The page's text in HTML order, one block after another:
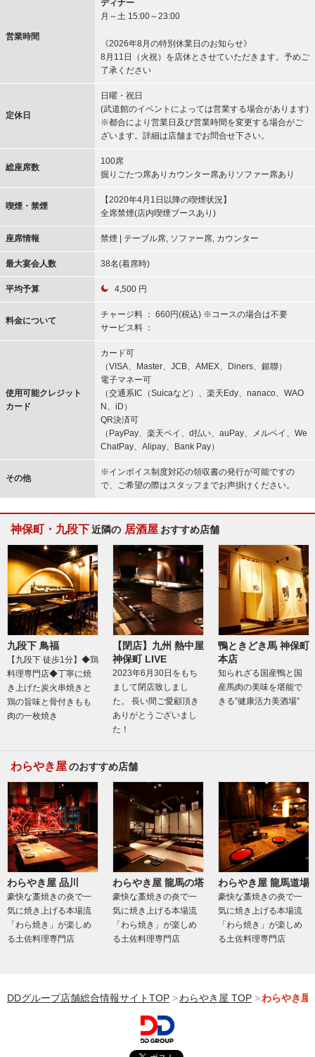
営業時間
ディナー
月～土 15:00～23:00
《2026年8月の特別休業日のお知らせ》
8月11日（火祝）を店休とさせていただきます。予めご
了承ください
定休日
日曜・祝日
(武道館のイベントによっては営業する場合があります)
※都合により営業日及び営業時間を変更する場合がご
ざいます。詳細は店舗までお問合せ下さい。
総座席数
100席
掘りごたつ席ありカウンター席ありソファー席あり
喫煙・禁煙
【2020年4月1日以降の喫煙状況】
全席禁煙(店内喫煙ブースあり)
座席情報 禁煙 | テーブル席, ソファー席, カウンター
最大宴会人数 38名(着席時)
平均予算 4,500 円
料金について
チャージ料 ： 660円(税込) ※コースの場合は不要
サービス料 ：
使用可能クレジット
カード
カード可
（VISA、Master、JCB、AMEX、Diners、銀聯）
電子マネー可
（交通系IC（Suicaなど）、楽天Edy、nanaco、WAO
N、iD）
QR決済可
（PayPay、楽天ペイ、d払い、auPay、メルペイ、We
ChatPay、Alipay、Bank Pay）
その他
※インボイス制度対応の領収書の発行が可能ですの
で、ご希望の際はスタッフまでお声掛けください。
神保町・九段下近隣の 居酒屋 おすすめ店舗
九段下 鳥福
【九段下 徒歩1分】◆鶏
料理専門店◆丁寧に焼
き上げた炭火串焼きと
鶏の旨味と骨付きもも
肉の一枚焼き
【閉店】九州 熱中屋
神保町 LIVE
2023年6月30日をもち
まして閉店致しまし
た。 長い間ご愛顧頂き
ありがとうございまし
た！
鴨ときどき馬 神保町
本店
知られざる国産鴨と国
産馬肉の美味を堪能で
きる”健康活力美酒場”
わらやき屋のおすすめ店舗
わらやき屋 品川
豪快な藁焼きの炎で一
気に焼き上げる本場流
「わら焼き」が楽しめ
る土佐料理専門店
わらやき屋 龍馬の塔
豪快な藁焼きの炎で一
気に焼き上げる本場流
「わら焼き」が楽しめ
る土佐料理専門店
わらやき屋 龍馬道場
豪快な藁焼きの炎で一
気に焼き上げる本場流
「わら焼き」が楽しめ
る土佐料理専門店
DDグループ店舗総合情報サイトTOP わらやき屋 TOP わらやき屋